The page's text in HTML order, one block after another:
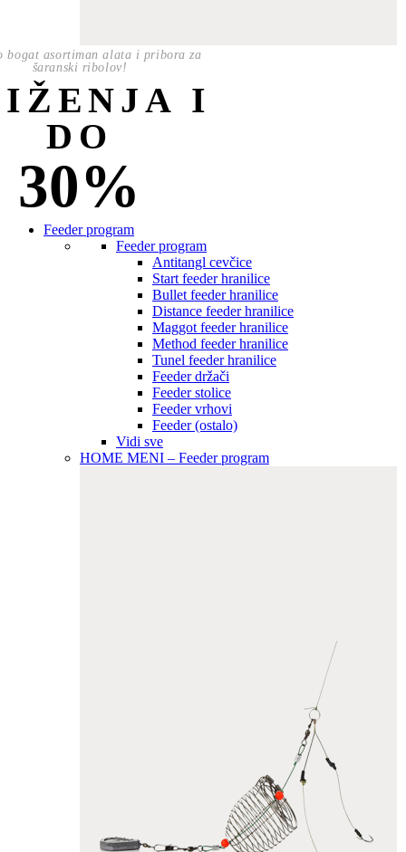
bogat asortiman alata i pribora za
šaranski ribolov!
I
DO
30%
Feeder program
Feeder program
Antitangl cevčice
Start feeder hranilice
Bullet feeder hranilice
Distance feeder hranilice
Maggot feeder hranilice
Method feeder hranilice
Tunel feeder hranilice
Feeder držači
Feeder stolice
Feeder vrhovi
Feeder (ostalo)
Vidi sve
HOME MENI – Feeder program